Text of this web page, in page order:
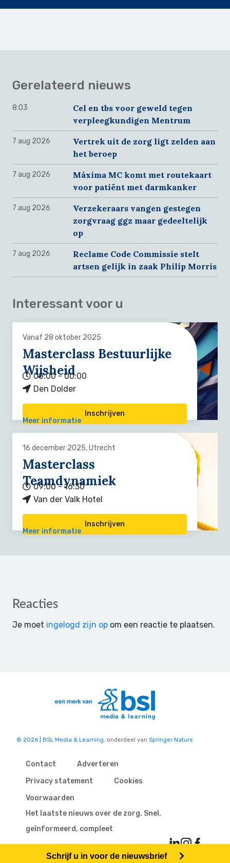
Gerelateerd nieuws
8:03
Cel en tbs voor geweld tegen
verpleegkundigen Mentrum
7 aug 2026
Vertrek uit de zorg ligt zelden aan
het beroep
7 aug 2026
Máxima MC komt met routekaart
voor patiënt met darmkanker
7 aug 2026
Verzekeraars vangen gestegen
zorgvraag ggz maar gedeeltelijk
op
7 aug 2026
Reclame Code Commissie stelt
artsen gelijk in zaak Philip Morris
Interessant voor u
Vanaf 28 oktober 2025
Masterclass Bestuurlijke
Wijsheid
00:00 - 00:00
Den Dolder
Inschrijven
Meer informatie
16 december 2025, Utrecht
Masterclass
Teamdynamiek
09:00 - 16:30
Van der Valk Hotel
Inschrijven
Meer informatie
Reader
Reacties
Je moet ingelogd zijn op om een reactie te plaatsen.
© 2026 | BSL Media & Learning, onderdeel van Springer Nature
Contact
Adverteren
Privacy statement
Cookies
Voorwaarden
Het laatste nieuws over de zorg. Snel,
geïnformeerd, compleet
Schrijf u in voor de nieuwsbrief